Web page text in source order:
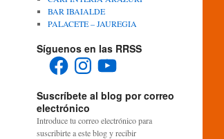
BAR IBAIALDE
PALACETE – JAUREGIA
Síguenos en las RRSS
FacebookInstagramYouTube
Suscríbete al blog por correo
electrónico
Introduce tu correo electrónico para
suscribirte a este blog y recibir